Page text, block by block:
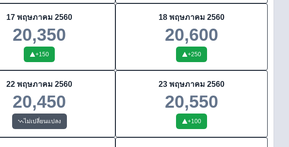
17 พฤษภาคม 2560
20,350
+150
18 พฤษภาคม 2560
20,600
+250
22 พฤษภาคม 2560
20,450
ไม่เปลี่ยนแปลง
23 พฤษภาคม 2560
20,550
+100